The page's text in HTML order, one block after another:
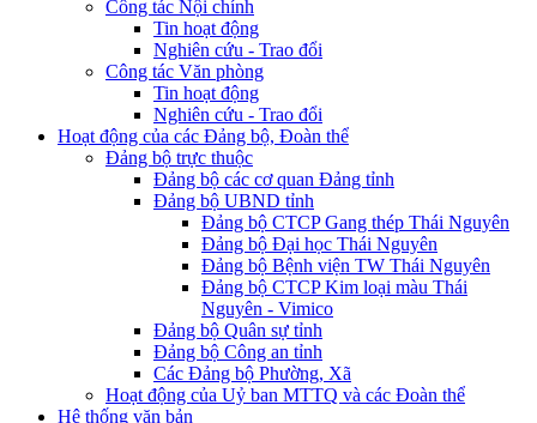
Công tác Nội chính
Tin hoạt động
Nghiên cứu - Trao đổi
Công tác Văn phòng
Tin hoạt động
Nghiên cứu - Trao đổi
Hoạt động của các Đảng bộ, Đoàn thể
Đảng bộ trực thuộc
Đảng bộ các cơ quan Đảng tỉnh
Đảng bộ UBND tỉnh
Đảng bộ CTCP Gang thép Thái Nguyên
Đảng bộ Đại học Thái Nguyên
Đảng bộ Bệnh viện TW Thái Nguyên
Đảng bộ CTCP Kim loại màu Thái
Nguyên - Vimico
Đảng bộ Quân sự tỉnh
Đảng bộ Công an tỉnh
Các Đảng bộ Phường, Xã
Hoạt động của Uỷ ban MTTQ và các Đoàn thể
Hệ thống văn bản